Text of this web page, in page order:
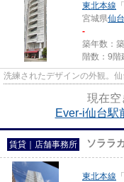
東北本線 「
宮城県仙
-
築年数：
階数：9階
洗練されたデザインの外観。
現在空
Ever-i仙台駅
賃貸｜店舗事務所 ソララ
東北本線 「